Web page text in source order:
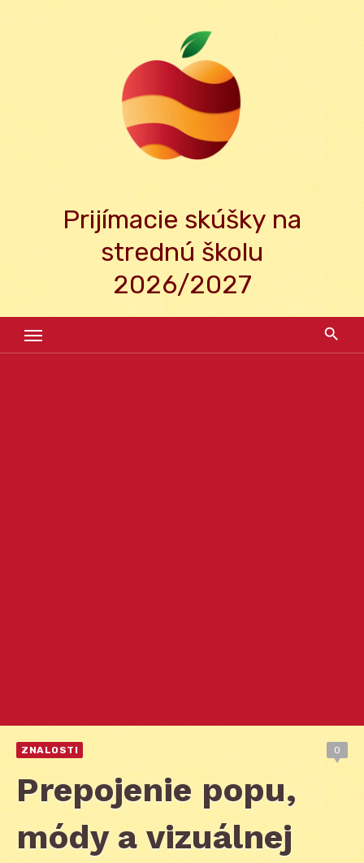
Prijímacie skúšky na
strednú školu
2026/2027
ZNALOSTI 0
Prepojenie popu,
módy a vizuálnej